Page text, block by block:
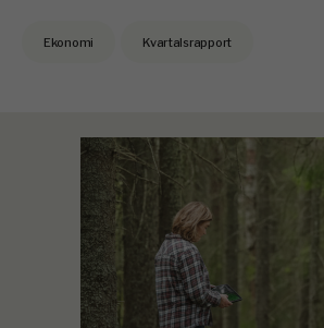
Ekonomi Kvartalsrapport